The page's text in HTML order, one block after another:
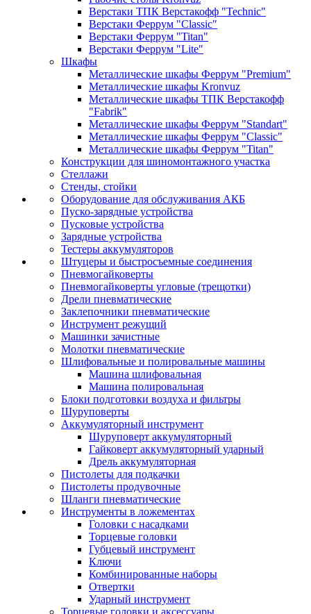
Верстаки ТПК Верстакофф "Technic"
Верстаки Феррум "Classic"
Верстаки Феррум "Titan"
Верстаки Феррум "Lite"
Шкафы
Металлические шкафы Феррум "Premium"
Металлические шкафы Kronvuz
Металлические шкафы ТПК Верстакофф
"Fabrik"
Металлические шкафы Феррум "Standart"
Металлические шкафы Феррум "Classic"
Металлические шкафы Феррум "Titan"
Конструкции для шиномонтажного участка
Стеллажи
Стенды, стойки
Оборудование для обслуживания АКБ
Пуско-зарядные устройства
Пусковые устройства
Зарядные устройства
Тестеры аккумуляторов
Штуцеры и быстросъемные соединения
Пневмогайковерты
Пневмогайковерты угловые (трещотки)
Дрели пневматические
Заклепочники пневматические
Инструмент режущий
Машинки зачистные
Молотки пневматические
Шлифовальные и полировальные машины
Машина шлифовальная
Машина полировальная
Блоки подготовки воздуха и фильтры
Шуруповерты
Аккумуляторный инструмент
Шуруповерт аккумуляторный
Гайковерт аккумуляторный ударный
Дрель аккумуляторная
Пистолеты для подкачки
Пистолеты продувочные
Шланги пневматические
Инструменты в ложементах
Головки с насадками
Торцевые головки
Губцевый инструмент
Ключи
Комбинированные наборы
Отвертки
Ударный инструмент
Торцевые головки и аксессуары